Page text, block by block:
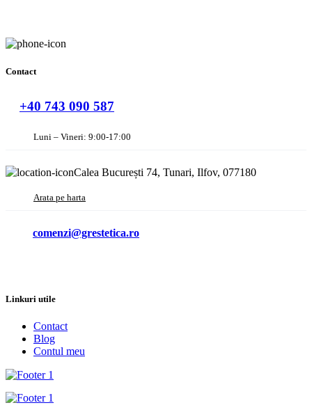
Contact
+40 743 090 587
Luni – Vineri: 9:00-17:00
Calea București 74, Tunari, Ilfov, 077180
Arata pe harta
comenzi@grestetica.ro
Linkuri utile
Contact
Blog
Contul meu